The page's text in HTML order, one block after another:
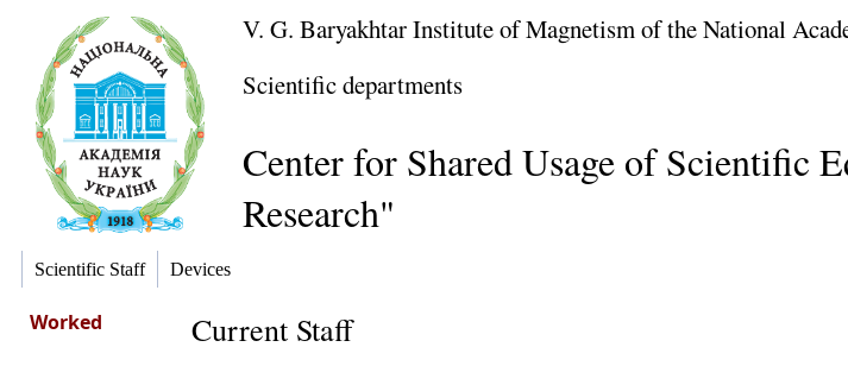
V. G. Baryakhtar Institute of Magnetism of the National
Scientific departments
Center for Shared Usage of Scientific
Research"
Scientific Staff Devices
Worked Current Staff